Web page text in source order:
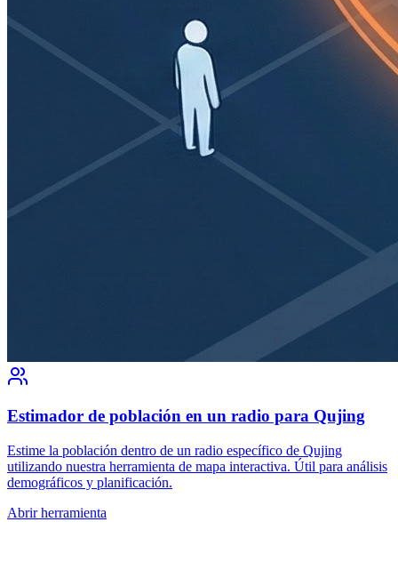
Estimador de población en un radio para Qujing
Estime la población dentro de un radio específico de Qujing
utilizando nuestra herramienta de mapa interactiva. Útil para análisis
demográficos y planificación.
Abrir herramienta